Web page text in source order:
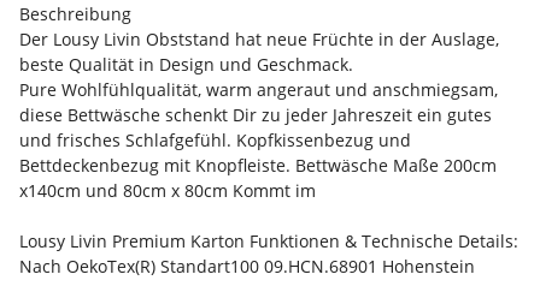
Beschreibung
Der Lousy Livin Obststand hat neue Früchte in der Auslage,
beste Qualität in Design und Geschmack.
Pure Wohlfühlqualität, warm angeraut und anschmiegsam,
diese Bettwäsche schenkt Dir zu jeder Jahreszeit ein gutes
und frisches Schlafgefühl. Kopfkissenbezug und
Bettdeckenbezug mit Knopfleiste. Bettwäsche Maße 200cm
x140cm und 80cm x 80cm Kommt im
Lousy Livin Premium Karton Funktionen & Technische Details:
Nach OekoTex(R) Standart100 09.HCN.68901 Hohenstein